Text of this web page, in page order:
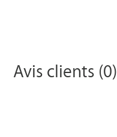
Avis clients (0)